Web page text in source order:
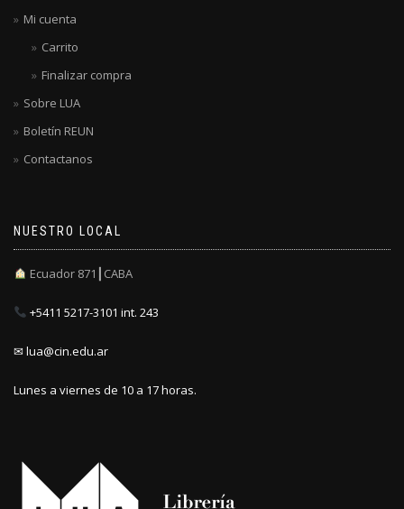
Mi cuenta
Carrito
Finalizar compra
Sobre LUA
Boletín REUN
Contactanos
NUESTRO LOCAL
Ecuador 871┃CABA
+5411 5217-3101 int. 243
✉ lua@cin.edu.ar
Lunes a viernes de 10 a 17 horas.